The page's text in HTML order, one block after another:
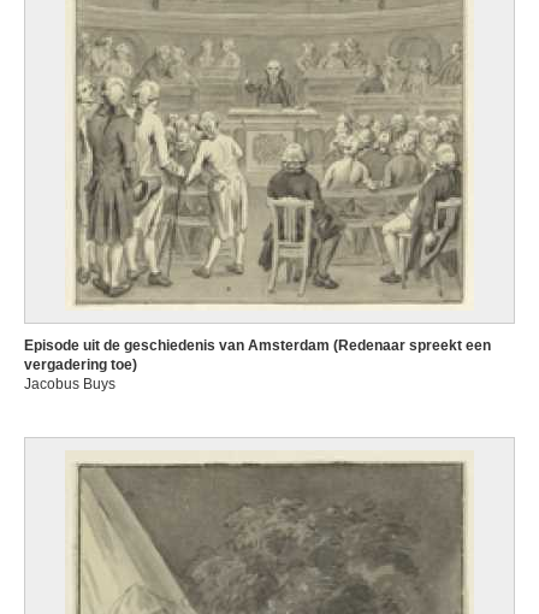
Episode uit de geschiedenis van Amsterdam (Redenaar spreekt een
vergadering toe)
Jacobus Buys